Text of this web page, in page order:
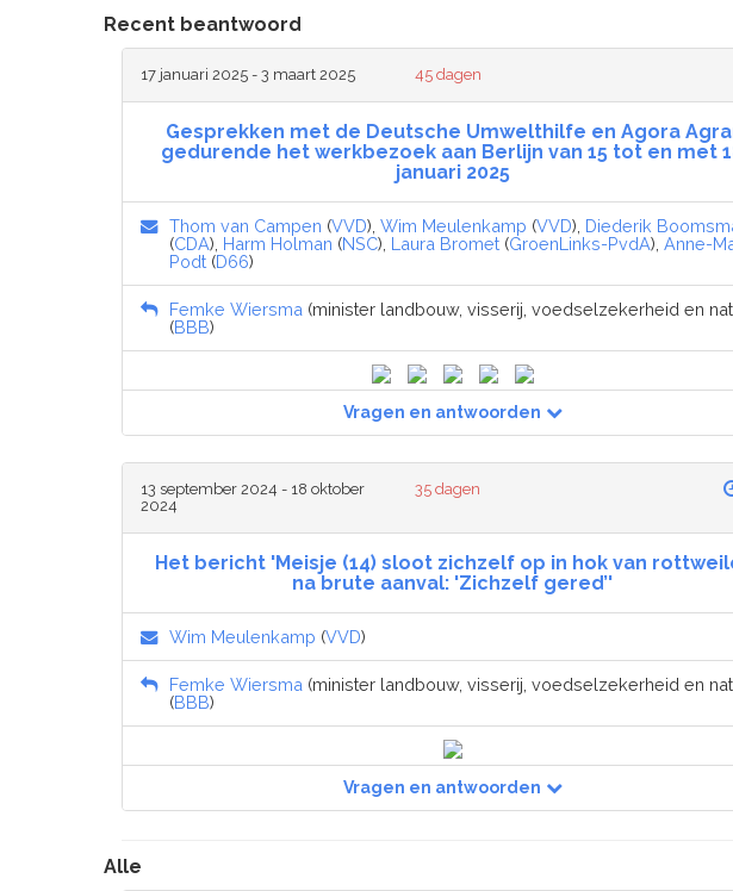
Recent beantwoord
17 januari 2025 - 3 maart 2025 45 dagen
Gesprekken met de Deutsche Umwelthilfe en Agora
gedurende het werkbezoek aan Berlijn van 15 tot en met
januari 2025
Thom van Campen (VVD), Wim Meulenkamp (VVD), Diederik
(CDA), Harm Holman (NSC), Laura Bromet (GroenLinks-PvdA), Anne-
Podt (D66)
Femke Wiersma (minister landbouw, visserij, voedselzekerheid en
(BBB)
Vragen en antwoorden
13 september 2024 - 18 oktober
2024
35 dagen
Het bericht 'Meisje (14) sloot zichzelf op in hok van
na brute aanval: 'Zichzelf gered’'
Wim Meulenkamp (VVD)
Femke Wiersma (minister landbouw, visserij, voedselzekerheid en
(BBB)
Vragen en antwoorden
Alle